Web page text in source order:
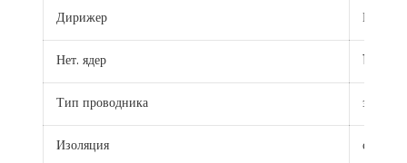
Дирижер Провод
Нет. ядер 1
Тип проводника
Изоляция